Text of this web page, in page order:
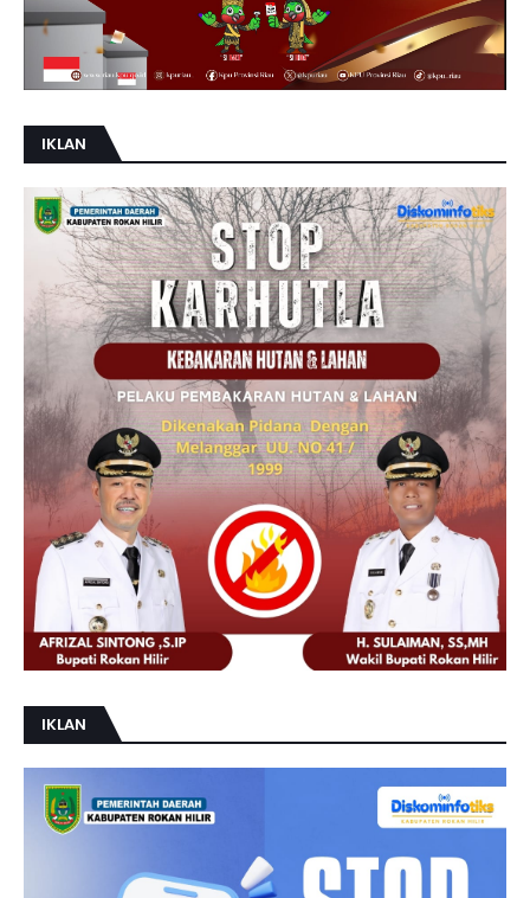
IKLAN
IKLAN